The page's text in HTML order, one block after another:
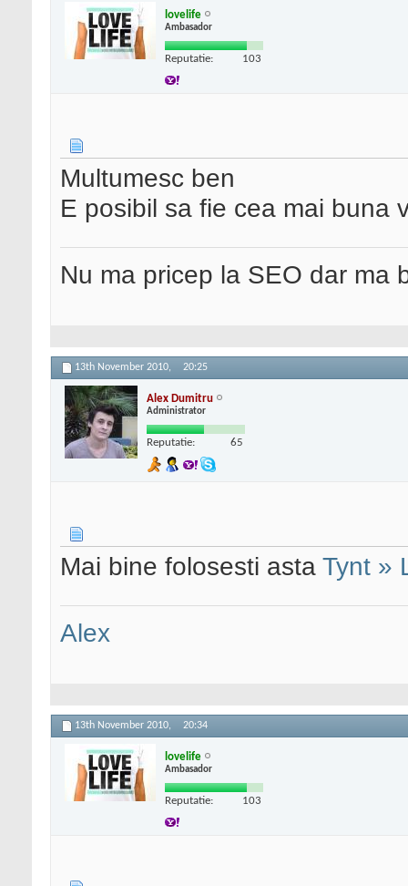
lovelife
Ambasador
Reputatie: 103
Multumesc ben
E posibil sa fie cea mai buna
Nu ma pricep la SEO dar ma
13th November 2010, 20:25
Alex Dumitru
Administrator
Reputatie: 65
Mai bine folosesti asta Tynt »
Alex
13th November 2010, 20:34
lovelife
Ambasador
Reputatie: 103